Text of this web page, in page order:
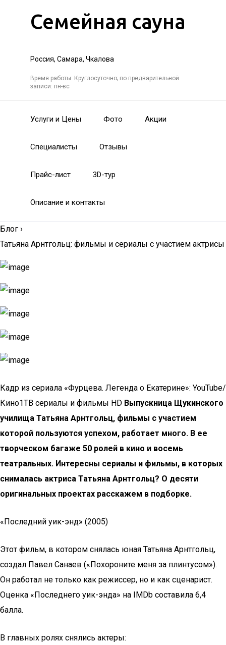
Семейная сауна
Россия, Самара, Чкалова
Время работы: Круглосуточно; по предварительной
записи: пн-вс
Услуги и Цены Фото Акции
Специалисты Отзывы
Прайс-лист 3D-тур
Описание и контакты
Блог ›
Татьяна Арнтгольц: фильмы и сериалы с участием актрисы
Кадр из сериала «Фурцева. Легенда о Екатерине»: YouTube/
Кино1ТВ сериалы и фильмы HD Выпускница Щукинского
училища Татьяна Арнтгольц, фильмы с участием
которой пользуются успехом, работает много. В ее
творческом багаже 50 ролей в кино и восемь
театральных. Интересны сериалы и фильмы, в которых
снималась актриса Татьяна Арнтгольц? О десяти
оригинальных проектах расскажем в подборке.
«Последний уик-энд» (2005)
Этот фильм, в котором снялась юная Татьяна Арнтгольц,
создал Павел Санаев («Похороните меня за плинтусом»).
Он работал не только как режиссер, но и как сценарист.
Оценка «Последнего уик-энда» на IMDb составила 6,4
балла.
В главных ролях снялись актеры: